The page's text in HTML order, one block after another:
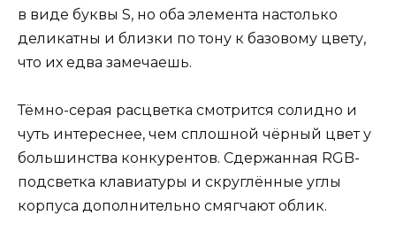
в виде буквы S, но оба элемента настолько
деликатны и близки по тону к базовому цвету,
что их едва замечаешь.
Тёмно-серая расцветка смотрится солидно и
чуть интереснее, чем сплошной чёрный цвет у
большинства конкурентов. Сдержанная RGB-
подсветка клавиатуры и скруглённые углы
корпуса дополнительно смягчают облик.